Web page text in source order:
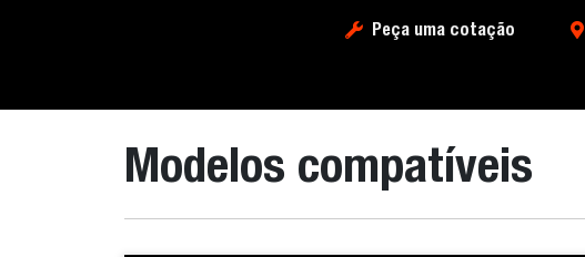
Peça uma cotação
Modelos compatíveis